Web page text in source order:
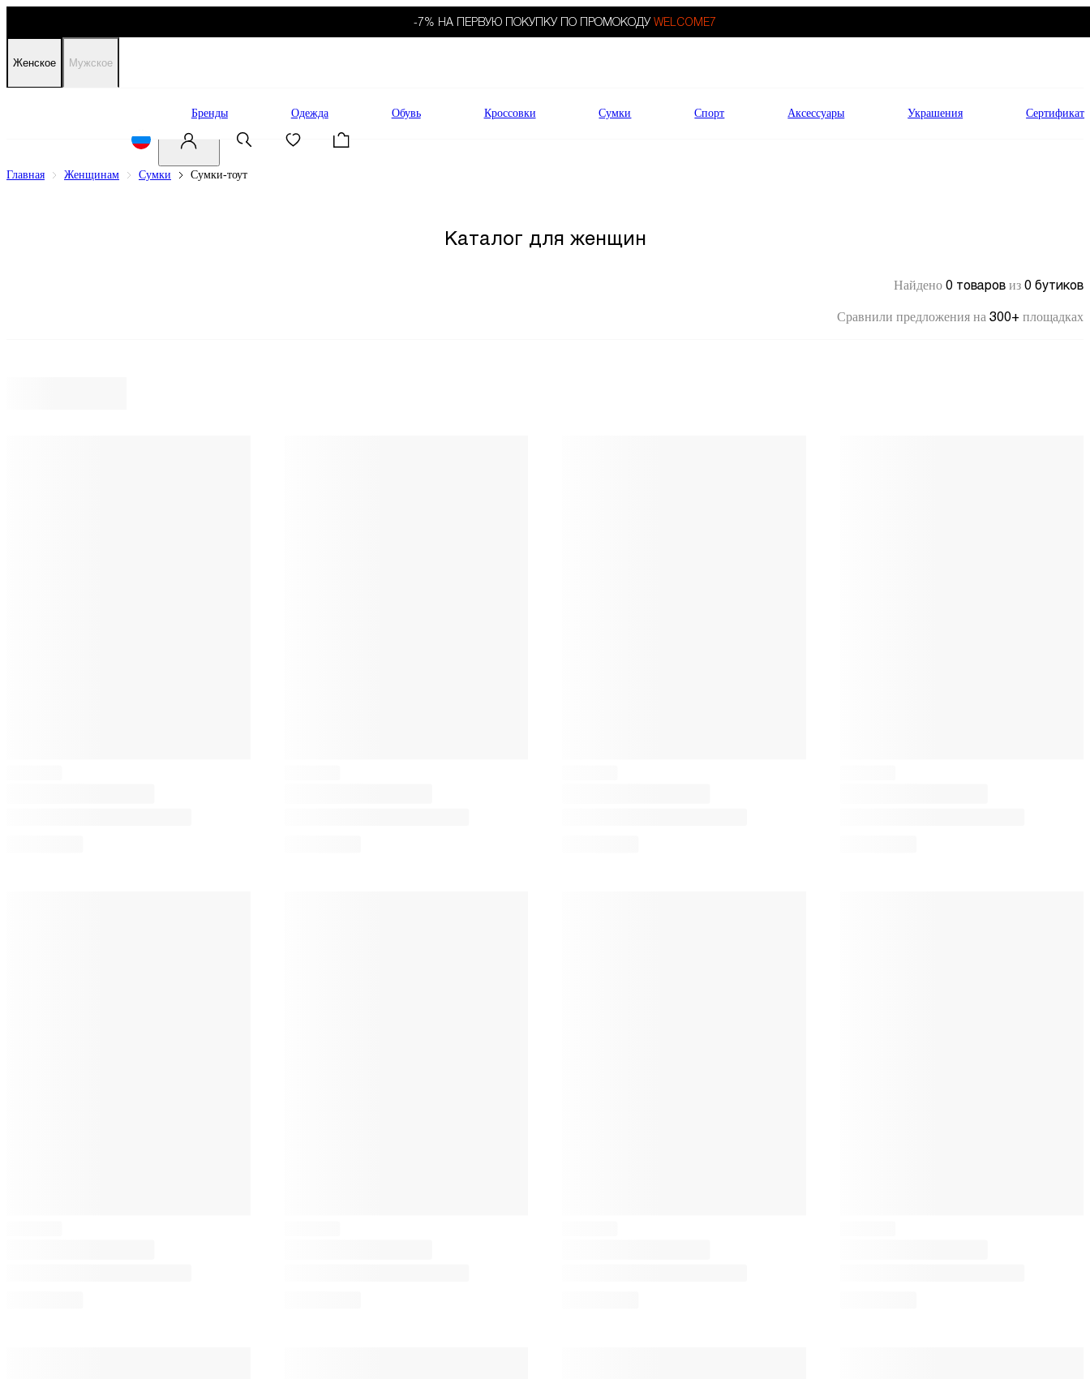
-7% НА ПЕРВУЮ ПОКУПКУ ПО ПРОМОКОДУ WELCOME7
Женское Мужское
Бренды Одежда Обувь Кроссовки Сумки Спорт Аксессуары Украшения Сертификат
Главная Женщинам Сумки Сумки-тоут
Каталог для женщин
Найдено 0 товаров из 0 бутиков
Сравнили предложения на 300+ площадках